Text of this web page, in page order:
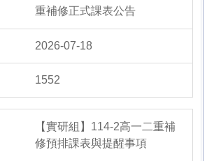
重補修正式課表公告
2026-07-18
1552
【實研組】114-2高一二重補
修預排課表與提醒事項